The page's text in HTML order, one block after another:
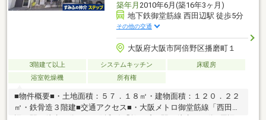
築年月 2010年6月(築16年3ヶ月)
地下鉄御堂筋線 西田辺駅 徒歩5分
その他の交通
大阪府大阪市阿倍野区播磨町１
3階建て以上 システムキッチン
床暖房
浴室乾燥機
所有権
■物件概要■・土地面積：５７．１８㎡・建物面積：１２０．２２
㎡・鉄骨造３階建■交通アクセス■・大阪メトロ御堂筋線「西田